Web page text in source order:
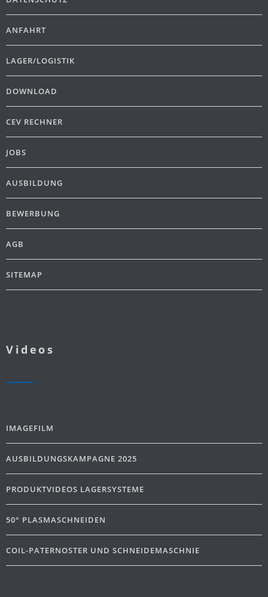
ANFAHRT
LAGER/LOGISTIK
DOWNLOAD
CEV RECHNER
JOBS
AUSBILDUNG
BEWERBUNG
AGB
SITEMAP
Videos
IMAGEFILM
AUSBILDUNGSKAMPAGNE 2025
PRODUKTVIDEOS LAGERSYSTEME
50° PLASMASCHNEIDEN
COIL-PATERNOSTER UND SCHNEIDEMASCHNIE